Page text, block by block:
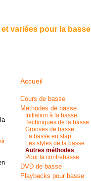
variées pour la basse
Accueil
Cours de basse
Méthodes de basse
Initiation à la basse
Techniques de la basse
Grooves de basse
La basse en slap
Les styles de la basse
Autres méthodes
Pour la contrebasse
DVD de basse
Playbacks pour basse